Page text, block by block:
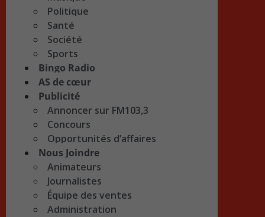
Politique
Santé
Société
Sports
Bingo Radio
AS de cœur
Publicité
Annoncer sur FM103,3
Concours
Opportunités d’affaires
Nous Joindre
Animateurs
Journalistes
Équipe des ventes
Administration